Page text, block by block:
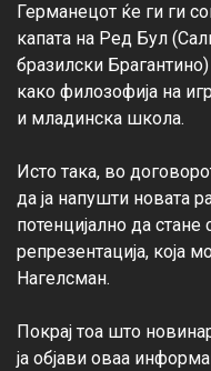
Германецот ќе ги ги
капата на Ред Бул
бразилски
како филозофија на
и младинска школа.
Исто така, во
да ја напушти новата
потенцијално да
репрезентација, која
Нагелсман.
Покрај тоа што
ја објави оваа